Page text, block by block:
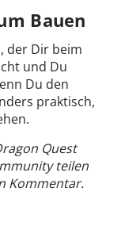
Bauen
der Dir beim
und Du
Du den
praktisch,
Quest
teilen
Kommentar.